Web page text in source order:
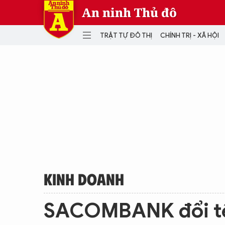
An ninh Thủ đô
TRẬT TỰ ĐÔ THỊ CHÍNH TRỊ - XÃ HỘI
KINH DOANH
SACOMBANK đổi